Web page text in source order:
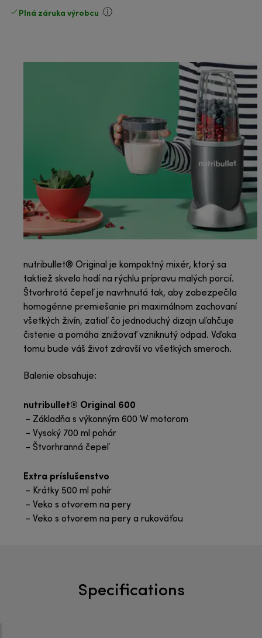
Plná záruka výrobcu .
nutribullet® Original je kompaktný mixér, ktorý sa
taktiež skvelo hodí na rýchlu prípravu malých porcií.
Štvorhrotá čepeľ je navrhnutá tak, aby zabezpečila
homogénne premiešanie pri maximálnom zachovaní
všetkých živín, zatiaľ čo jednoduchý dizajn uľahčuje
čistenie a pomáha znižovať vzniknutý odpad. Vďaka
tomu bude váš život zdravší vo všetkých smeroch.
Balenie obsahuje:
nutribullet® Original 600
- Základňa s výkonným 600 W motorom
- Vysoký 700 ml pohár
- Štvorhranná čepeľ
Extra príslušenstvo
- Krátky 500 ml pohír
- Veko s otvorem na pery
- Veko s otvorem na pery a rukoväťou
Specifications